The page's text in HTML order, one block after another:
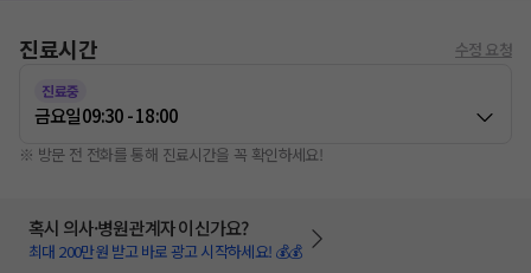
진료시간 수정 요청
진료중
금요일09:30 - 18:00
※ 방문 전 전화를 통해 진료시간을 꼭 확인하세요!
혹시 의사·병원관계자 이신가요?
최대 200만원 받고 바로 광고 시작하세요! 💰💰